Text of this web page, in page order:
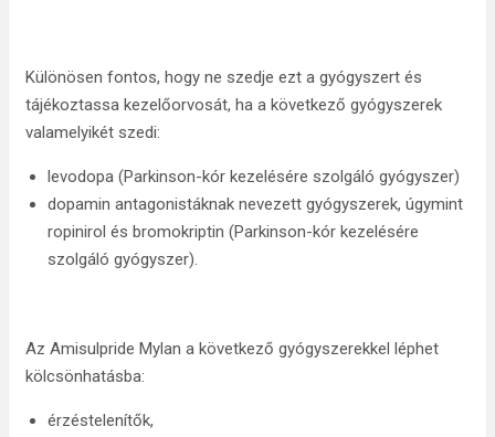
Különösen fontos, hogy ne szedje ezt a gyógyszert és
tájékoztassa kezelőorvosát, ha a következő gyógyszerek
valamelyikét szedi:
levodopa (Parkinson-kór kezelésére szolgáló gyógyszer)
dopamin antagonistáknak nevezett gyógyszerek, úgymint
ropinirol és bromokriptin (Parkinson-kór kezelésére
szolgáló gyógyszer).
Az Amisulpride Mylan a következő gyógyszerekkel léphet
kölcsönhatásba:
érzéstelenítők,